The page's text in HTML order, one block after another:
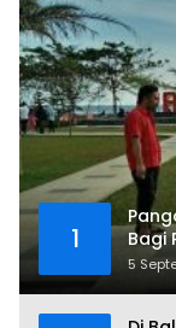
1
Bagi
5